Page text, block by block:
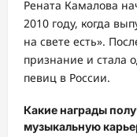
Рената Камалова
2010 году, когда
на свете есть».
признание и стала
певиц в России.
Какие награды
музыкальную